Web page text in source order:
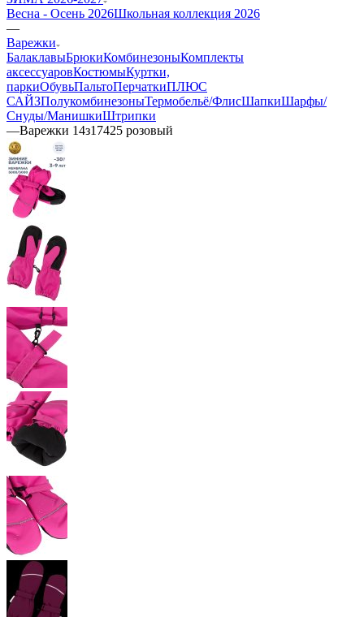
Весна - Осень 2026Школьная коллекция 2026
—
Варежки
БалаклавыБрюкиКомбинезоныКомплекты
аксессуаровКостюмыКуртки,
паркиОбувьПальтоПерчаткиПЛЮС
САЙЗПолукомбинезоныТермобельё/ФлисШапкиШарфы/
Снуды/МанишкиШтрипки
—Варежки 14з17425 розовый